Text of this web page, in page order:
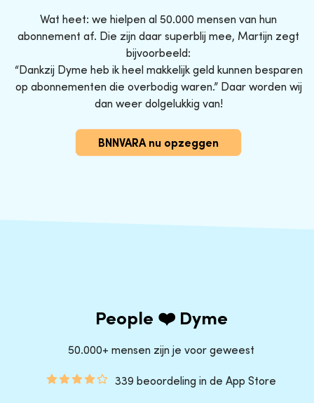
Wat heet: we hielpen al 50.000 mensen van hun
abonnement af. Die zijn daar superblij mee, Martijn zegt
bijvoorbeeld:
“Dankzij Dyme heb ik heel makkelijk geld kunnen besparen
op abonnementen die overbodig waren.” Daar worden wij
dan weer dolgelukkig van!
BNNVARA nu opzeggen
People ❤️ Dyme
50.000+ mensen zijn je voor geweest
339 beoordeling in de App Store